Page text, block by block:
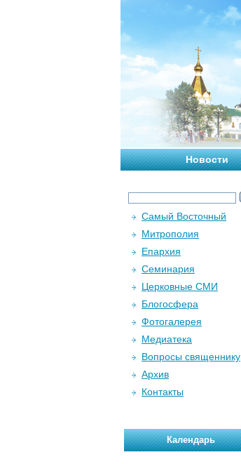
Новости
Самый Восточный
Митрополия
Епархия
Семинария
Церковные СМИ
Блогосфера
Фотогалерея
Медиатека
Вопросы священнику
Архив
Контакты
Календарь